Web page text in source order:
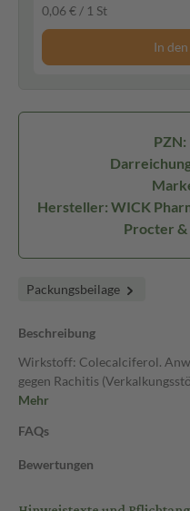
0,06 € / 1 St
In
Hersteller: WICK
Procter &
Packungsbeilage
Beschreibung
Wirkstoff: Colecalciferol.
gegen Rachitis
Mehr
FAQs
Bewertungen